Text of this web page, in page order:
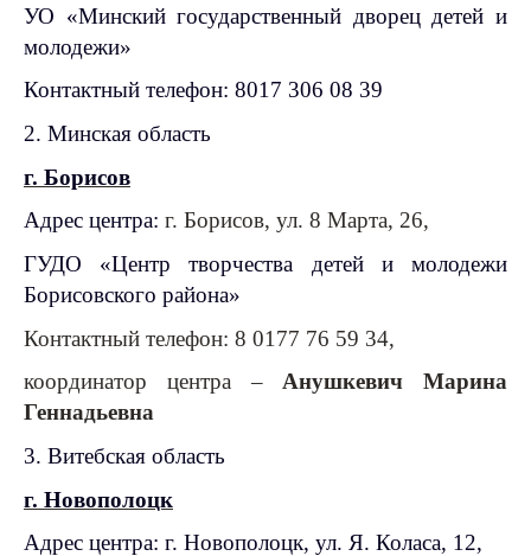
УО «Минский государственный дворец детей и
молодежи»
Контактный телефон: 8017 306 08 39
2. Минская область
г. Борисов
Адрес центра: г. Борисов, ул. 8 Марта, 26,
ГУДО «Центр творчества детей и молодежи
Борисовского района»
Контактный телефон: 8 0177 76 59 34,
координатор центра – Анушкевич Марина
Геннадьевна
3. Витебская область
г. Новополоцк
Адрес центра: г. Новополоцк, ул. Я. Коласа, 12,